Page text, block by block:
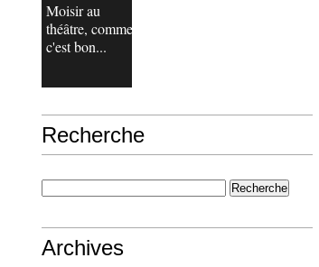
Moisir au
théâtre, comme
c'est bon...
Recherche
Archives